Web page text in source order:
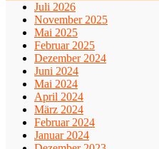
Juli 2026
November 2025
Mai 2025
Februar 2025
Dezember 2024
Juni 2024
Mai 2024
April 2024
März 2024
Februar 2024
Januar 2024